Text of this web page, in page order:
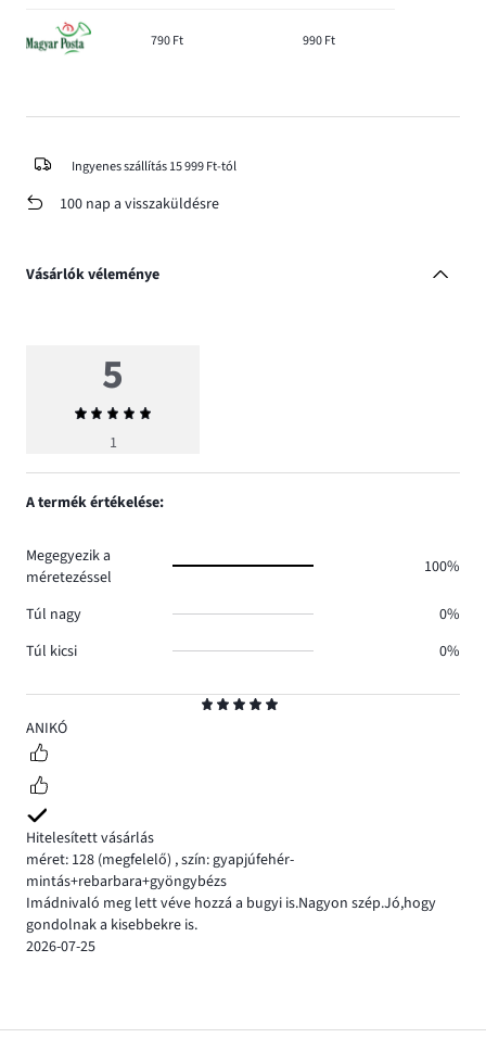
790 Ft 990 Ft
Ingyenes szállítás 15 999 Ft-tól
100 nap a visszaküldésre
Vásárlók véleménye
5
ANIKÓ
Hitelesített vásárlás
méret: 128 (megfelelő) ,szín: gyapjúfehér-
mintás+rebarbara+gyöngybézs
Imádnivaló meg lett véve hozzá a bugyi is.Nagyon szép.Jó,hogy
gondolnak a kisebbekre is.
2026-07-25
5
Átlagos
értékelés
1
A termék értékelése:
Megegyezik a
méretezéssel
100%
Túl nagy
0%
Túl kicsi
0%